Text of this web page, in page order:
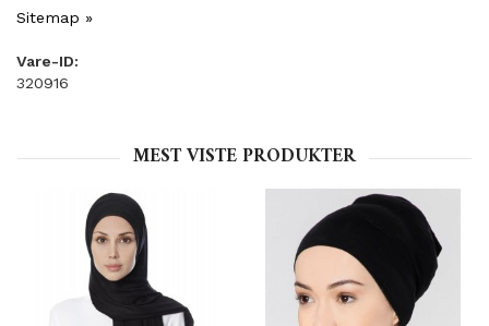
Sitemap »
Vare-ID:
320916
MEST VISTE PRODUKTER